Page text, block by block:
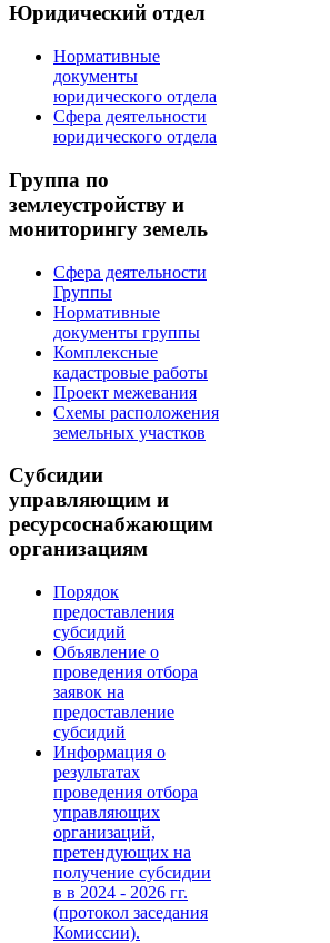
Юридический отдел
Нормативные
документы
юридического отдела
Сфера деятельности
юридического отдела
Группа по
землеустройству и
мониторингу земель
Сфера деятельности
Группы
Нормативные
документы группы
Комплексные
кадастровые работы
Проект межевания
Схемы расположения
земельных участков
Субсидии
управляющим и
ресурсоснабжающим
организациям
Порядок
предоставления
субсидий
Объявление о
проведения отбора
заявок на
предоставление
субсидий
Информация о
результатах
проведения отбора
управляющих
организаций,
претендующих на
получение субсидии
в в 2024 - 2026 гг.
(протокол заседания
Комиссии).